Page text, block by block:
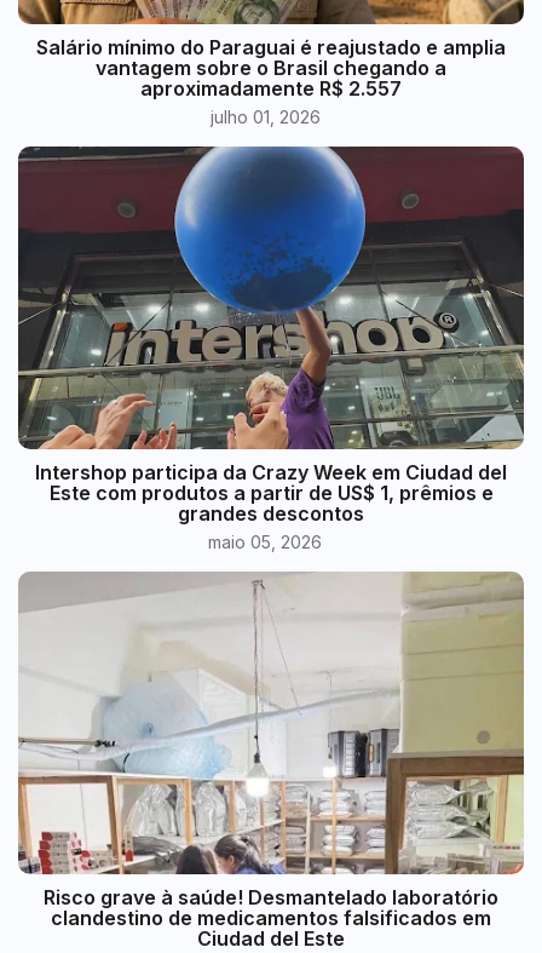
​Salário mínimo do Paraguai é reajustado e amplia
vantagem sobre o Brasil chegando a
aproximadamente R$ 2.557
julho 01, 2026
Intershop participa da Crazy Week em Ciudad del
Este com produtos a partir de US$ 1, prêmios e
grandes descontos
maio 05, 2026
Risco grave à saúde! Desmantelado laboratório
clandestino de medicamentos falsificados em
Ciudad del Este